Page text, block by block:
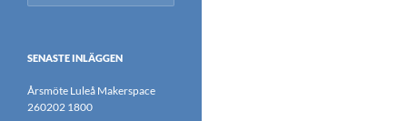
efter:
SENASTE INLÄGGEN
Årsmöte Luleå Makerspace
260202 1800